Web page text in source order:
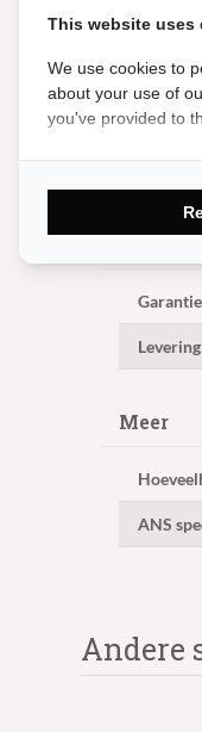
Kleur
Merk
Garantie
Levering
Meer
ANS
Andere
This website uses
We use cookies to
about your use of
you've provided to